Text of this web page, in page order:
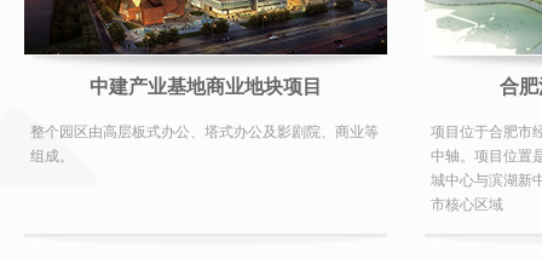
中建产业基地商业地块项目
整个园区由高层板式办公、塔式办公及影剧院、商业等
组成。
合
项目位于合肥市
中轴。项目位置
城中心与滨湖新
市核心区域